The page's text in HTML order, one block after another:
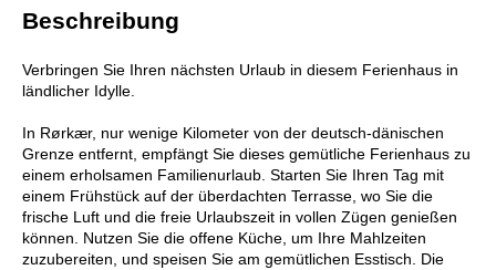
Beschreibung
Verbringen Sie Ihren nächsten Urlaub in diesem Ferienhaus in
ländlicher Idylle.
In Rørkær, nur wenige Kilometer von der deutsch-dänischen
Grenze entfernt, empfängt Sie dieses gemütliche Ferienhaus zu
einem erholsamen Familienurlaub. Starten Sie Ihren Tag mit
einem Frühstück auf der überdachten Terrasse, wo Sie die
frische Luft und die freie Urlaubszeit in vollen Zügen genießen
können. Nutzen Sie die offene Küche, um Ihre Mahlzeiten
zuzubereiten, und speisen Sie am gemütlichen Esstisch. Die